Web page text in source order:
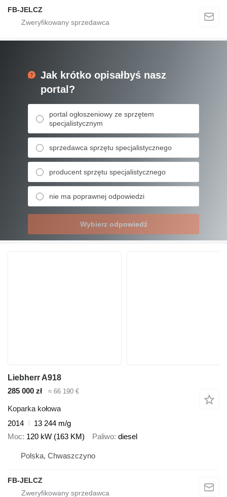
FB-JELCZ
Jak krótko opisałbyś nasz
portal?
portal ogłoszeniowy ze sprzętem
specjalistycznym
sprzedawca sprzętu specjalistycznego
producent sprzętu specjalistycznego
nie ma poprawnej odpowiedzi
Wybierz odpowiedź
Liebherr A918
285 000 zł
≈ 66 190 €
Koparka kołowa
2014
13 244 m/g
Moc 120 kW (163 KM) Paliwo diesel
Polska, Chwaszczyno
FB-JELCZ